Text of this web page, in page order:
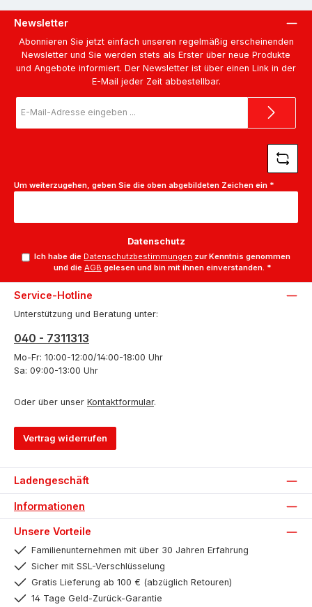
Newsletter
Abonnieren Sie jetzt einfach unseren regelmäßig erscheinenden
Newsletter und Sie werden stets als Erster über neue Produkte
und Angebote informiert. Der Newsletter ist über einen Link in der
E-Mail jeder Zeit abbestellbar.
Mail-
Um weiterzugehen, geben Sie die oben abgebildeten Zeichen ein *
Datenschutz
Ich habe die Datenschutzbestimmungen zur Kenntnis genommen
und dieAGB gelesen und bin mit ihnen einverstanden. *
Service-Hotline
Unterstützung und Beratung unter:
040 - 7311313
Mo-Fr: 10:00-12:00/14:00-18:00 Uhr
Sa: 09:00-13:00 Uhr
Oder über unser Kontaktformular.
Vertrag widerrufen
Ladengeschäft
Informationen
Unsere Vorteile
Familienunternehmen mit über 30 Jahren Erfahrung
Sicher mit SSL-Verschlüsselung
Gratis Lieferung ab 100 € (abzüglich Retouren)
14 Tage Geld-Zurück-Garantie